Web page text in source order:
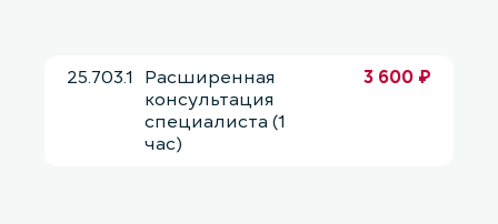
25.703.1 Расширенная
консультация
специалиста (1
час)
3 600 ₽